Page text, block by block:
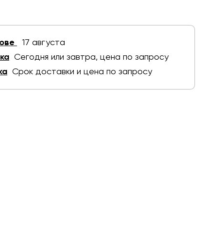
17 августа
Сегодня или завтра, цена по запросу
Срок доставки и цена по запросу